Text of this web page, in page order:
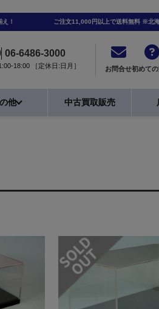
！ ご注文11,000円以上で送料無料 ※北
06-6486-3000
18:00 ［定休日:日月］ お問合せ初めて
他 中古買取販売